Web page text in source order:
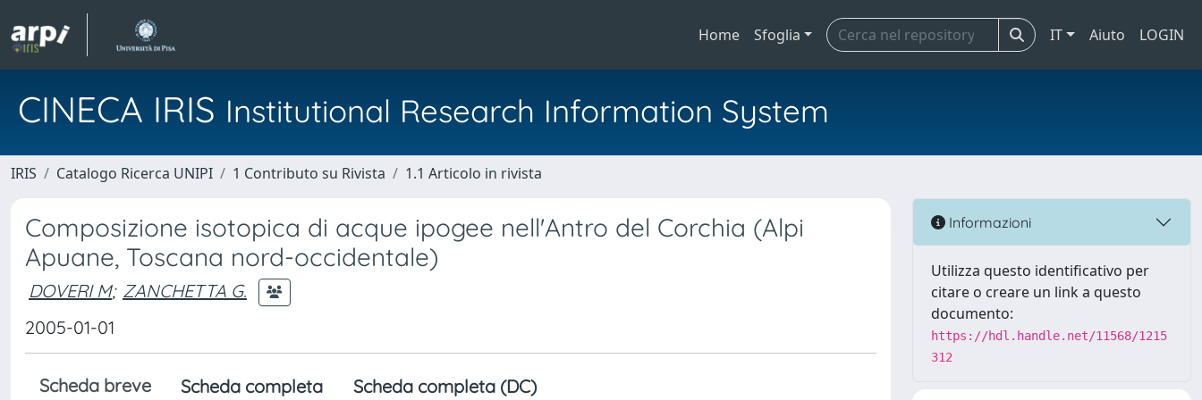
Home Sfoglia IT Aiuto LOGIN
CINECA IRIS Institutional Research Information System
IRIS Catalogo Ricerca UNIPI 1 Contributo su Rivista 1.1 Articolo in rivista
Composizione isotopica di acque ipogee nell'Antro del Corchia (Alpi
Apuane, Toscana nord-occidentale)
DOVERI M; ZANCHETTA G.
2005-01-01
Scheda breve Scheda completa Scheda completa (DC)
Informazioni
Utilizza questo identificativo per
citare o creare un link a questo
documento:
https://hdl.handle.net/11568/1215
312